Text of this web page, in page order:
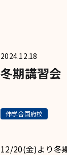
2024.12.18
冬期講習会
伸学舎国府校
12/20(金)より冬